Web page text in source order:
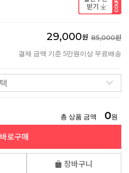
29,000원 85,000원
결제 금액 기준 5만원이상 무료배송
총 상품 금액 0원
바로구매
장바구니